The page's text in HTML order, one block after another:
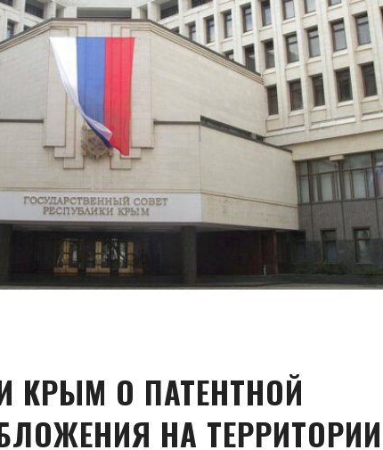
КРЫМ О ПАТЕНТНОЙ
НА ТЕРРИТОРИИ